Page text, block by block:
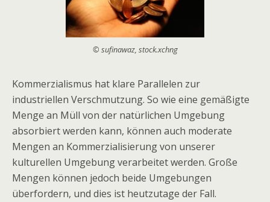
© sufinawaz, stock.xchng
Kommerzialismus hat klare Parallelen zur
industriellen Verschmutzung. So wie eine gemäßigte
Menge an Müll von der natürlichen Umgebung
absorbiert werden kann, können auch moderate
Mengen an Kommerzialisierung von unserer
kulturellen Umgebung verarbeitet werden. Große
Mengen können jedoch beide Umgebungen
überfordern, und dies ist heutzutage der Fall.